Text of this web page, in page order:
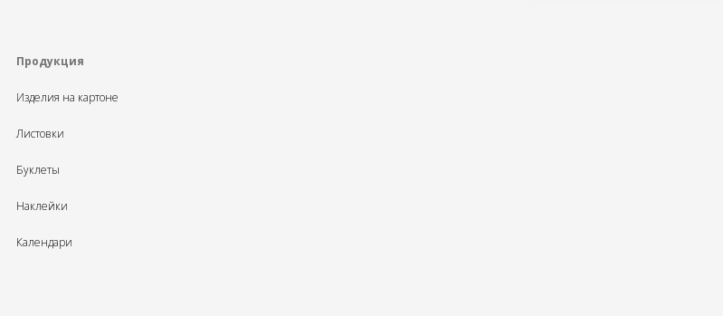
Продукция
Изделия на картоне
Листовки
Буклеты
Наклейки
Календари